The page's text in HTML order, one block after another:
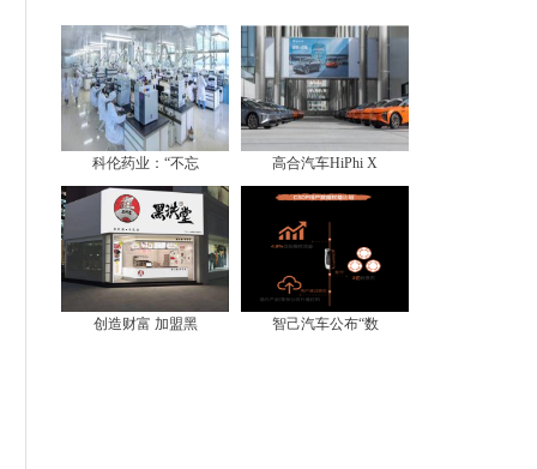
科伦药业：“不忘 高合汽车HiPhi X
创造财富 加盟黑 智己汽车公布“数